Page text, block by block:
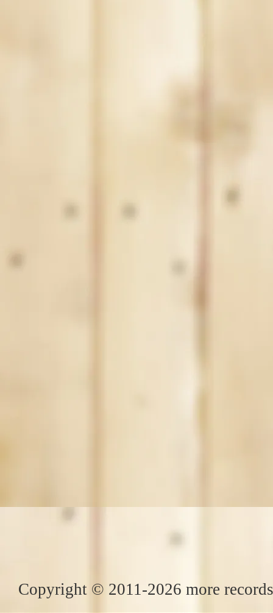
Copyright © 2011-2026 more